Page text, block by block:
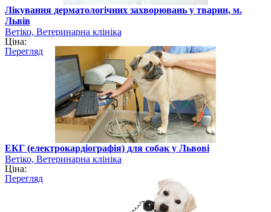
Лікування дерматологічних захворювань у тварин, м.
Львів
Ветіко, Ветеринарна клініка
Ціна:
Перегляд
ЕКГ (електрокардіографія) для собак у Львові
Ветіко, Ветеринарна клініка
Ціна:
Перегляд